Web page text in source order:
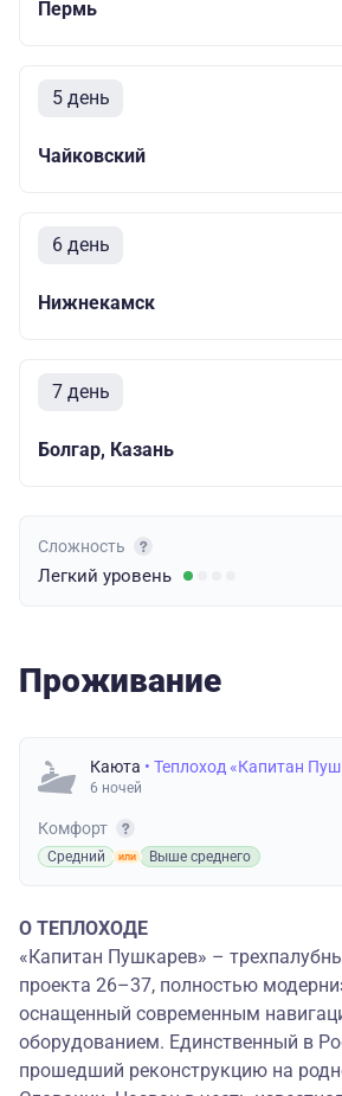
Пермь
5 день
Чайковский
6 день
Нижнекамск
7 день
Болгар, Казань
Сложность
Легкий уровень
Проживание
Каюта • Теплоход «Капитан
6 ночей
Комфорт
Средний Выше среднего
О ТЕПЛОХОДЕ
«Капитан Пушкарев» –
проекта 26–37, полностью
оснащенный современным
оборудованием. Единственный в
прошедший реконструкцию на